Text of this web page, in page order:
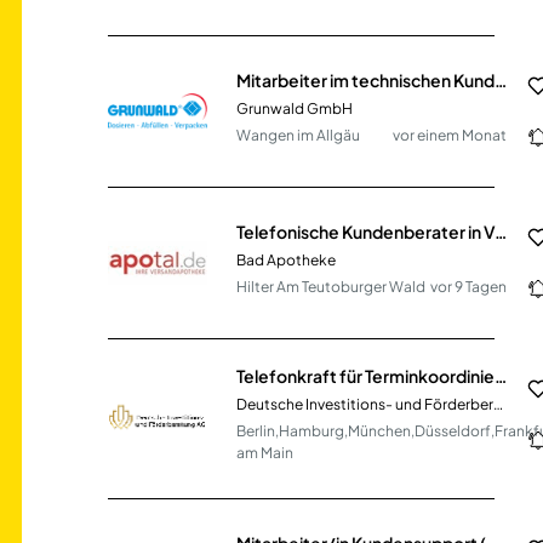
Mitarbeiter im technischen Kundenservice (m/w/d)
Grunwald GmbH
Wangen im Allgäu
vor einem Monat
Telefonische Kundenberater in Voll- oder Teilzeit mindestens 30 Std/Woche (m/w/d). Gerne auch studentische Hilfskräfte!
Bad Apotheke
Hilter Am Teutoburger Wald vor 9 Tagen
Telefonkraft für Terminkoordinierung mit unseren Kunden (m/w/d)
Deutsche Investitions- und Förderberatung AG
am Main